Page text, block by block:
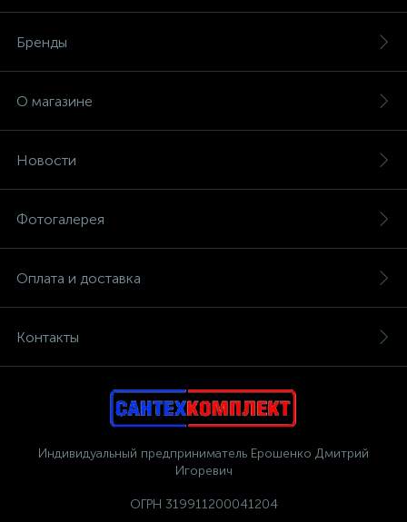
Бренды
О магазине
Новости
Фотогалерея
Оплата и доставка
Контакты
Индивидуальный предприниматель Ерошенко Дмитрий
Игоревич
ОГРН 319911200041204